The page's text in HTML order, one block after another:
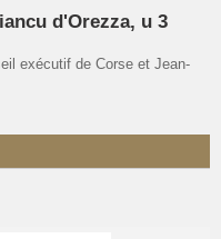
d'Orezza, u 3
exécutif de Corse et Jean-